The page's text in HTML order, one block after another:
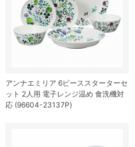
アンナエミリア 6ピーススターターセ
ット 2人用 電子レンジ温め 食洗機対
応 (96604-23137P)